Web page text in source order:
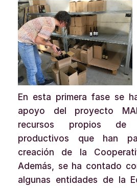
En esta primera fase se
apoyo del proyecto
recursos propios de
productivos que han
creación de la
Además, se ha contado
algunas entidades de la